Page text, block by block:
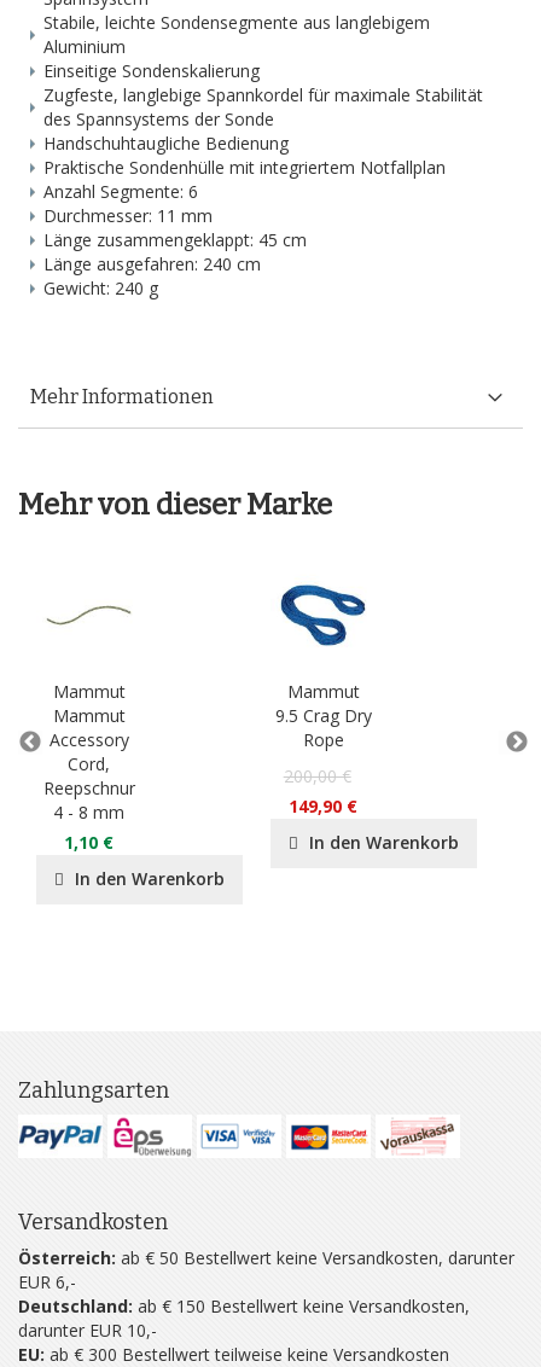
Stabile, leichte Sondensegmente aus langlebigem
Aluminium
Einseitige Sondenskalierung
Zugfeste, langlebige Spannkordel für maximale Stabilität
des Spannsystems der Sonde
Handschuhtaugliche Bedienung
Praktische Sondenhülle mit integriertem Notfallplan
Anzahl Segmente: 6
Durchmesser: 11 mm
Länge zusammengeklappt: 45 cm
Länge ausgefahren: 240 cm
Gewicht: 240 g
Mehr Informationen
Mehr von dieser Marke
Mammut
Mammut
Accessory
Cord,
Reepschnur
4 - 8 mm
1,10 €
In den Warenkorb
Mammut
9.5 Crag Dry
Rope
200,00 €
149,90 €
In den Warenkorb
Zahlungsarten
Versandkosten
Österreich: ab € 50 Bestellwert keine Versandkosten, darunter
EUR 6,-
Deutschland: ab € 150 Bestellwert keine Versandkosten,
darunter EUR 10,-
EU: ab € 300 Bestellwert teilweise keine Versandkosten